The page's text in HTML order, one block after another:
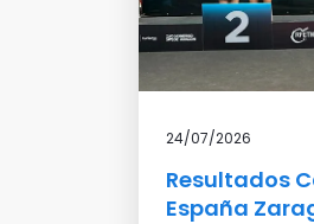
24/07/2026
Resultados
España